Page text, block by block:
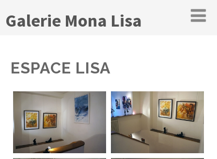
Galerie Mona Lisa
ESPACE LISA